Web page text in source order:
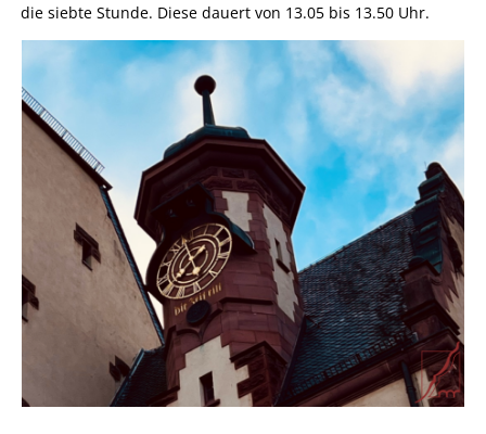
die siebte Stunde. Diese dauert von 13.05 bis 13.50 Uhr.